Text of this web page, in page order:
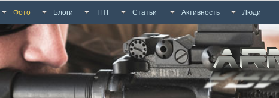
Фото Блоги ТНТ Статьи Активность Люди